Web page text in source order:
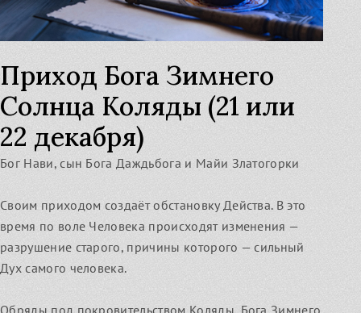
Приход Бога Зимнего
Солнца Коляды (21 или
22 декабря)
Бог Нави, сын Бога Даждьбога и Майи Златогорки
Своим приходом создаёт обстановку Действа. В это
время по воле Человека происходят изменения —
разрушение старого, причины которого — сильный
Дух самого человека.